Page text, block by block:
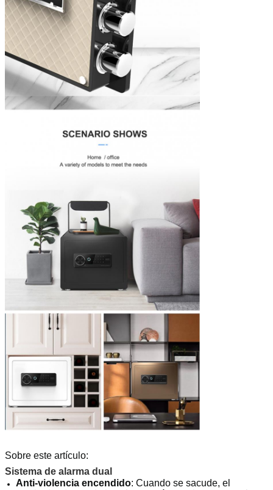
Sobre este artículo:
Sistema de alarma dual
Anti-violencia encendido: Cuando se sacude, el